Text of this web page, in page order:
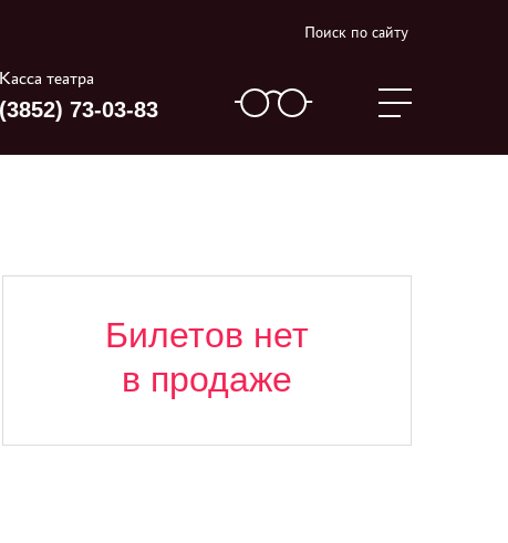
Поиск по сайту
Касса театра
(3852) 73-03-83
Билетов нет
в продаже